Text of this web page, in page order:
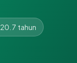
20.7 tahun